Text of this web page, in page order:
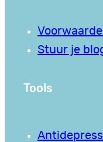
Stuur je
Tools